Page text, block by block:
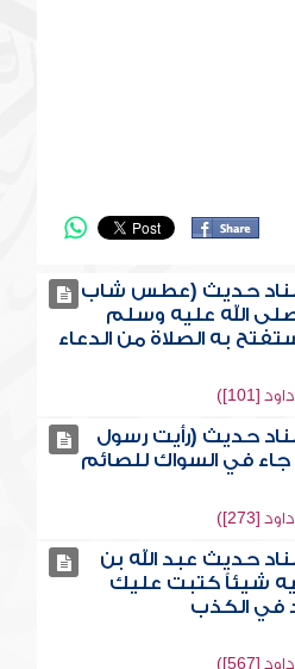
حديث (عطس شاب
صلى الله عليه وسلم
به الصلاة من الدعاء
حديث (رأيت رسول
في السواك للصائم
حديث عبد الله بن
شيئاً كتبت عليك
في الكذب